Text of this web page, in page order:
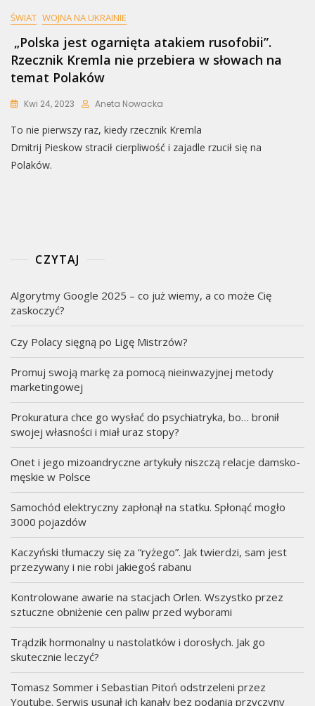
ŚWIAT WOJNA NA UKRAINIE
„Polska jest ogarnięta atakiem rusofobii”.
Rzecznik Kremla nie przebiera w słowach na
temat Polaków
Kwi 24, 2023 Aneta Nowacka
To nie pierwszy raz, kiedy rzecznik Kremla
Dmitrij Pieskow stracił cierpliwość i zajadle rzucił się na
Polaków.
CZYTAJ
Algorytmy Google 2025 – co już wiemy, a co może Cię
zaskoczyć?
Czy Polacy sięgną po Ligę Mistrzów?
Promuj swoją markę za pomocą nieinwazyjnej metody
marketingowej
Prokuratura chce go wysłać do psychiatryka, bo… bronił
swojej własności i miał uraz stopy?
Onet i jego mizoandryczne artykuły niszczą relacje damsko-
męskie w Polsce
Samochód elektryczny zapłonął na statku. Spłonąć mogło
3000 pojazdów
Kaczyński tłumaczy się za “ryżego”. Jak twierdzi, sam jest
przezywany i nie robi jakiegoś rabanu
Kontrolowane awarie na stacjach Orlen. Wszystko przez
sztuczne obniżenie cen paliw przed wyborami
Trądzik hormonalny u nastolatków i dorosłych. Jak go
skutecznie leczyć?
Tomasz Sommer i Sebastian Pitoń odstrzeleni przez
Youtube. Serwis usunął ich kanały bez podania przyczyny